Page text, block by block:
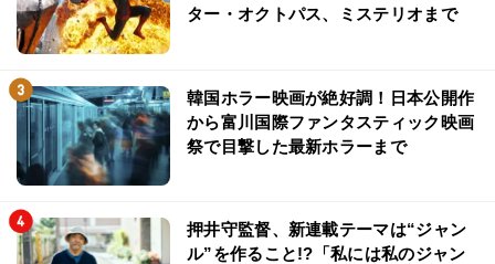
ター・オクトパス、ミステリオまで
韓国ホラー映画が絶好調！日本公開作
から富川国際ファンタスティック映画
祭で目撃した最新ホラーまで
押井守監督、新連載テーマは“ジャン
ル”を作ること!?「私には私のジャン